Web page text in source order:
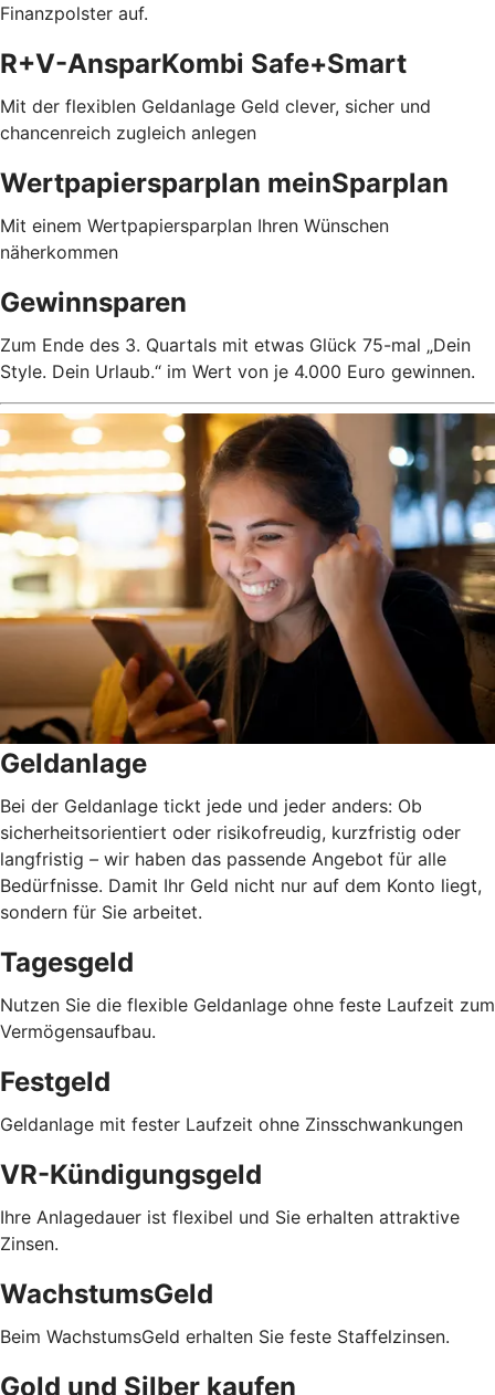
Finanzpolster auf.
R+V-AnsparKombi Safe+Smart
Mit der flexiblen Geldanlage Geld clever, sicher und
chancenreich zugleich anlegen
Wertpapiersparplan meinSparplan
Mit einem Wertpapiersparplan Ihren Wünschen
näherkommen
Gewinnsparen
Zum Ende des 3. Quartals mit etwas Glück 75-mal „Dein
Style. Dein Urlaub.“ im Wert von je 4.000 Euro gewinnen.
Geldanlage
Bei der Geldanlage tickt jede und jeder anders: Ob
sicherheitsorientiert oder risikofreudig, kurzfristig oder
langfristig – wir haben das passende Angebot für alle
Bedürfnisse. Damit Ihr Geld nicht nur auf dem Konto liegt,
sondern für Sie arbeitet.
Tagesgeld
Nutzen Sie die flexible Geldanlage ohne feste Laufzeit zum
Vermögensaufbau.
Festgeld
Geldanlage mit fester Laufzeit ohne Zinsschwankungen
VR-Kündigungsgeld
Ihre Anlagedauer ist flexibel und Sie erhalten attraktive
Zinsen.
WachstumsGeld
Beim WachstumsGeld erhalten Sie feste Staffelzinsen.
Gold und Silber kaufen